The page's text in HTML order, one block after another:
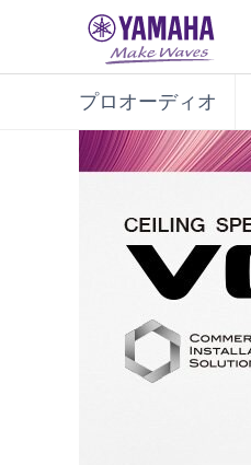
プロオーディオ